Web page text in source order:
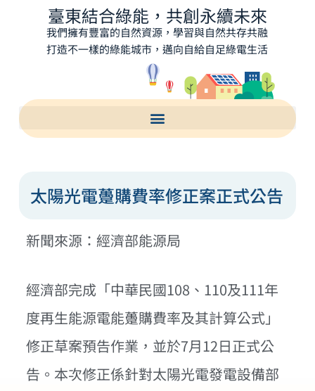
臺東結合綠能，共創永續未來
我們擁有豐富的自然資源，學習與自然共存共融
打造不一樣的綠能城市，邁向自給自足綠電生活
太陽光電躉購費率修正案正式公告
新聞來源：經濟部能源局
經濟部完成「中華民國108、110及111年
度再生能源電能躉購費率及其計算公式」
修正草案預告作業，並於7月12日正式公
告。本次修正係針對太陽光電發電設備部